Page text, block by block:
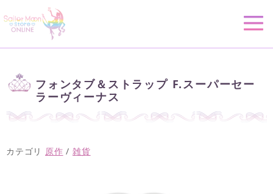
フォンタブ＆ストラップ F.スーパーセー
ラーヴィーナス
カテゴリ 原作 /雑貨